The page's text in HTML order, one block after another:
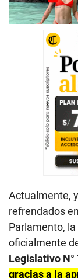
Actualmente,
refrendados
Parlamento,
oficialmente
Legislativo N°
gracias a la